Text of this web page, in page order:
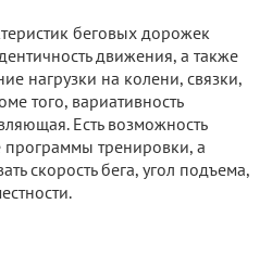
беговых дорожек
движения, а также
нагрузки на колени, связки,
того, вариативность
Есть возможность
программы тренировки, а
скорость бега, угол подъема,